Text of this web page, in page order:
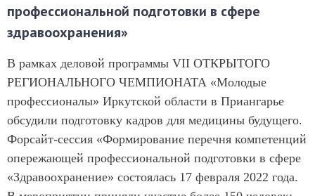
профессиональной подготовки в сфере
здравоохранения»
В рамках деловой программы VII ОТКРЫТОГО
РЕГИОНАЛЬНОГО ЧЕМПИОНАТА «Молодые
профессионалы» Иркутской области в Приангарье
обсудили подготовку кадров для медицины будущего.
Форсайт-сессия «Формирование перечня компетенций
опережающей профессиональной подготовки в сфере
«Здравоохранение» состоялась 17 февраля 2022 года.